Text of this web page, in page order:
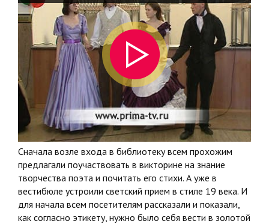
музыкальный салон, посвященный
двести десятому дню рождения
Александра Пушкина
Сначала возле входа в библиотеку всем прохожим
предлагали поучаствовать в викторине на знание
творчества поэта и почитать его стихи. А уже в
вестибюле устроили светский прием в стиле 19 века. И
для начала всем посетителям рассказали и показали,
как согласно этикету, нужно было себя вести в золотой